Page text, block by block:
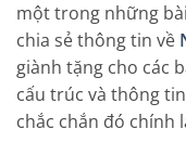
một trong những
chia sẻ thông tin về
giành tặng cho các
cấu trúc và thông
chắc chắn đó chính